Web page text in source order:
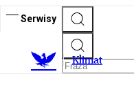
Serwisy
Klimat